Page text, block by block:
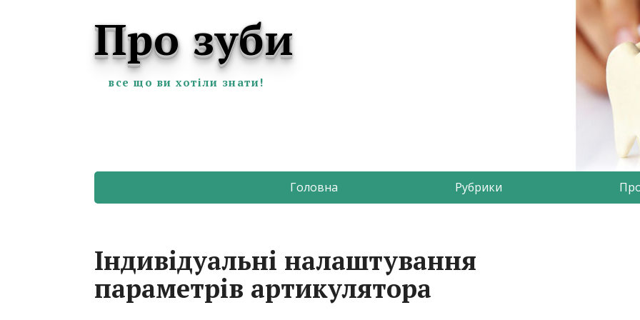
Про зуби
все що ви хотіли знати!
Головна Рубрики
Індивідуальні налаштування
параметрів артикулятора